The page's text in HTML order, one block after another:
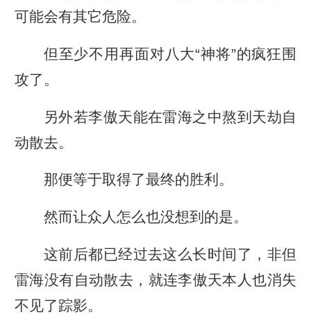
可能会有其它危险。
但至少不用再面对八大“神将”的疯狂围
攻了。
另外若李傲天能在雷海之中熬到天劫自
动散去。
那便等于取得了最终的胜利。
然而让众人怎么也没想到的是。
这前后都已经过去这么长时间了，非但
雷海没有自动散去，就连李傲天本人也消失
不见了踪影。